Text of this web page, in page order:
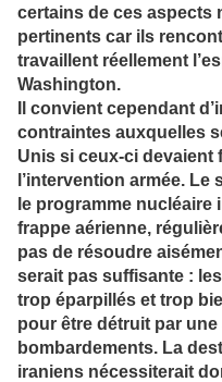
certains de ces aspects
pertinents car ils
travaillent réellement
Washington.
Il convient cependant
contraintes auxquelles
Unis si ceux-ci devaient
l’intervention armée.
le programme nucléaire
frappe aérienne,
pas de résoudre
serait pas suffisante :
trop éparpillés et trop
pour être détruit par
bombardements. La
iraniens nécessiterait